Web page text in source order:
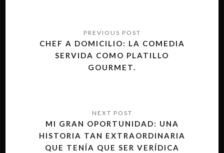
entradas
CHEF A DOMICILIO: LA COMEDIA
SERVIDA COMO PLATILLO
GOURMET.
MI GRAN OPORTUNIDAD: UNA
HISTORIA TAN EXTRAORDINARIA
QUE TENÍA QUE SER VERÍDICA